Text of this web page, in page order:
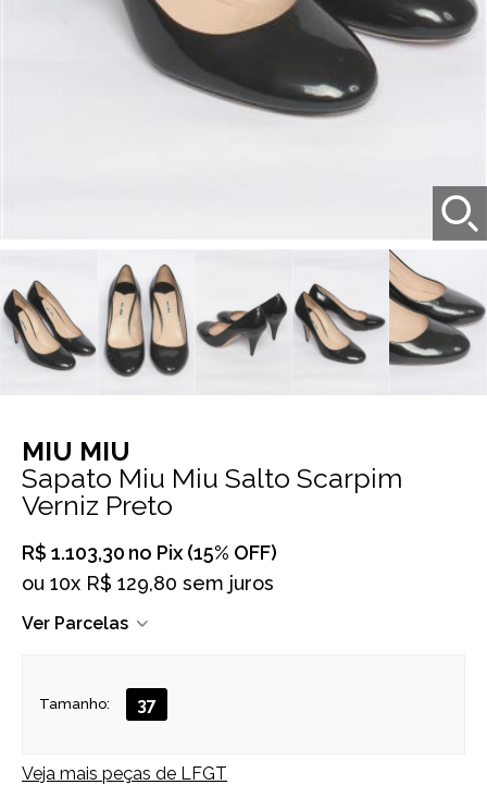
MIU MIU
Sapato Miu Miu Salto Scarpim
Verniz Preto
R$ 1.103,30 no Pix (15% OFF)
ou 10x R$ 129,80 sem juros
Ver Parcelas
Tamanho: 37
Veja mais peças de LFGT